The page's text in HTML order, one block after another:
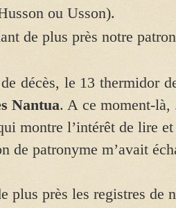
ou Usson).
de plus près notre
décès, le 13 thermidor
Nantua. A ce moment-là,
montre l’intérêt de lire
de patronyme m’avait
plus près les registres de